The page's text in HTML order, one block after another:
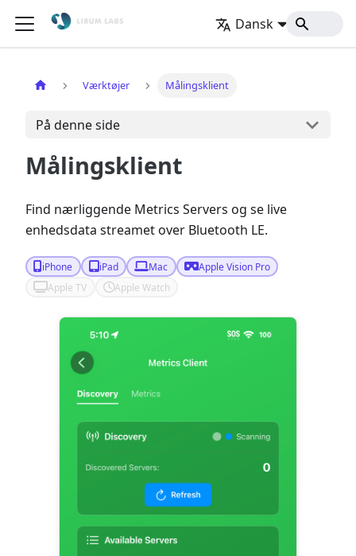
Dansk Hjem
Værktøjer Målingsklient
På denne side
Målingsklient
Find nærliggende Metrics Servers og se live
enhedsdata streamet over Bluetooth LE.
iPhone iPad Mac
Apple Vision Pro
Apple TV
Apple Watch